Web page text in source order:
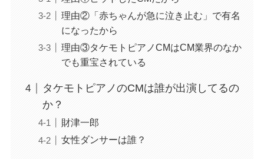
理由②「赤ちゃんが急に泣き止む」で有名
になったから
理由③タケモトピアノCMはCM業界のなか
でも重宝されている
タケモトピアノのCMは誰が出演してるの
か？
財津一郎
女性ダンサーは誰？